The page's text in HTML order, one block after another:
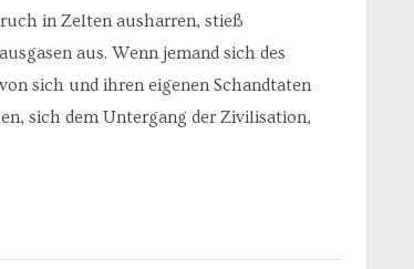
in Zelten ausharren, stieß
aus. Wenn jemand sich des
sich und ihren eigenen Schandtaten
sich dem Untergang der Zivilisation,